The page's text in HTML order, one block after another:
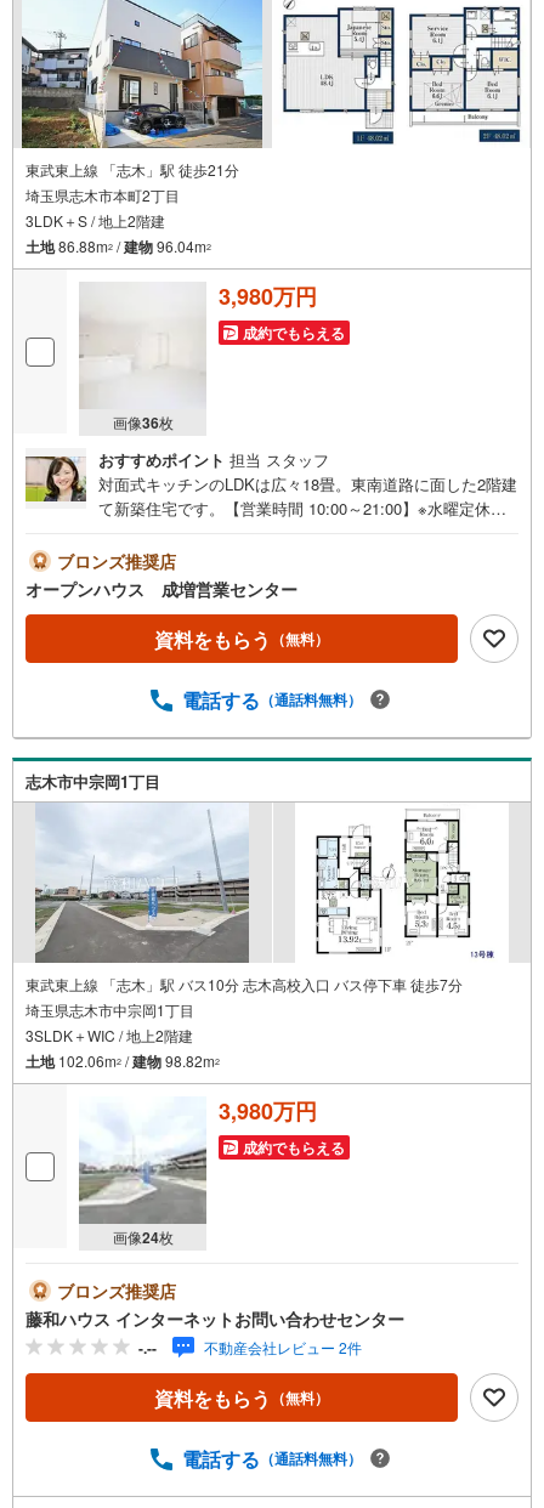
東武東上線 「志木」駅 徒歩21分
埼玉県志木市本町2丁目
3LDK＋S / 地上2階建
土地86.88m2 /建物96.04m2
画像36枚
3,980万円
成約でもらえる
おすすめポイント 担当 スタッフ
対面式キッチンのLDKは広々18畳。東南道路に面した2階建
て新築住宅です。【営業時間 10:00～21:00】※水曜定休上
軽にご連絡ください！現地を見学される場合は「室内・現
地を見学する（無料）」ボタンよりご希望の日時をご記入
いただけますとスムーズにご案内が可能です。◎現地のご
案内について・平日や夜遅い時間帯もご案内が可能 ※定休
日を除く・経験豊富なスタッフが物件詳細を丁寧にご説明
で送迎します。・チャイルドシートのご用意ございます。
いう方も大歓迎です！年間8000棟以上の限定物件を発表し
ているオープンハウスだから出会える物件が多数ございま
す。ぜひお気軽にご連絡・ご相談ください！※限定物件:当
社のみ、もしくは当社を含めた数社でのみご紹介可能なオ
ープンハウス・ディベロップメントの物件
ブロンズ推奨店
オープンハウス 成増営業センター
資料をもらう （無料）
電話する （通話料無料）
志木市中宗岡1丁目
東武東上線 「志木」駅 バス10分 志木高校入口 バス停下車 徒歩7分
埼玉県志木市中宗岡1丁目
3SLDK＋WIC / 地上2階建
土地102.06m2 /建物98.82m2
画像24枚
3,980万円
成約でもらえる
ブロンズ推奨店
藤和ハウス インターネットお問い合わせセンター
-.-- 不動産会社レビュー 2件
資料をもらう （無料）
電話する （通話料無料）